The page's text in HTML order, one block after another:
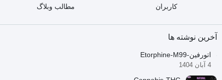
کاربران مطالب وبلاگ
آخرین نوشته ها
اتورفین-Etorphine-M99
4 آبان 1404